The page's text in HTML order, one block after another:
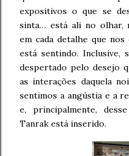
expositivos o que se
sinta… está ali no olhar,
em cada detalhe que
está sentindo. Inclusive,
despertado pelo desejo
as interações daquela
sentimos a angústia e a
e, principalmente,
Tanrak está inserido.